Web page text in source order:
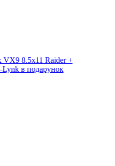
VX9 8.5x11 Raider +
Lynk в подарунок